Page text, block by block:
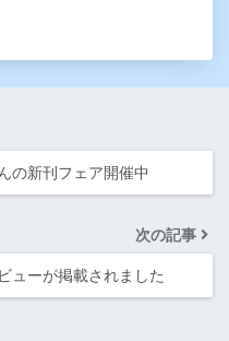
の新刊フェア開催中
次の記事
ューが掲載されました